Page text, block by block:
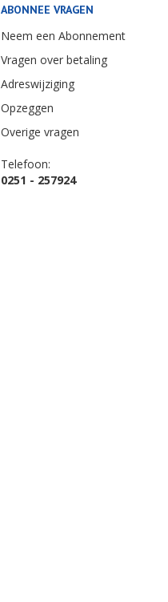
ABONNEE VRAGEN
Neem een Abonnement
Vragen over betaling
Adreswijziging
Opzeggen
Overige vragen
Telefoon:
0251 - 257924